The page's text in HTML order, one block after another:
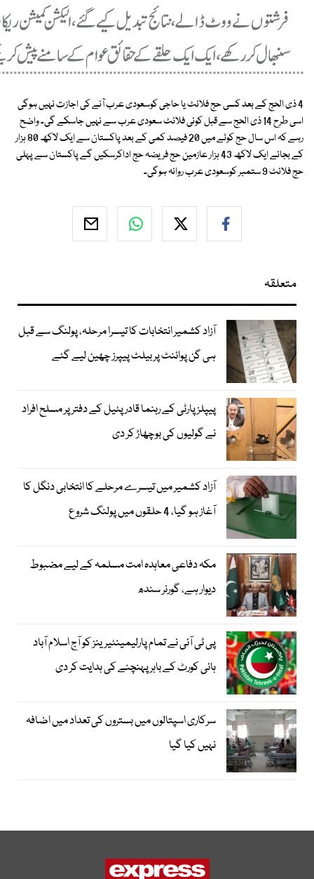
4 ذی الحج کے بعد کسی حج فلائٹ یا حاجی کوسعودی عرب آنے کی اجازت نہیں ہوگی
اسی طرح 14 ذی الحج سے قبل کوئی فلائٹ سعودی عرب سے نہیں جاسکے گی۔ واضح
رہے کہ اس سال حج کوٹے میں 20 فیصد کمی کے بعد پاکستان سے ایک لاکھ 80 ہزار
کے بجائے ایک لاکھ 43 ہزار عازمین حج فریضہ حج اداکرسکیں گے پاکستان سے پہلی
حج فلائٹ 9 ستمبر کوسعودی عرب روانہ ہوگی۔
متعلقہ
آزاد کشمیر انتخابات کا تیسرا مرحلہ، پولنگ سے قبل
ہی گن پوائنٹ پر بیلٹ پیپرز چھین لیے گئے
پیپلز پارٹی کے رہنما قادر پٹیل کے دفتر پر مسلح افراد
نے گولیوں کی بوچھاڑ کر دی
آزاد کشمیر میں تیسرے مرحلے کا انتخابی دنگل کا
آغاز ہو گیا، 4 حلقوں میں پولنگ شروع
مکہ دفاعی معاہدہ امت مسلمہ کے لیے مضبوط
دیوار ہے، گورنر سندھ
پی ٹی آئی نے تمام پارلیمینٹیرینز کو آج اسلام آباد
ہائی کورٹ کے باہر پہنچنے کی ہدایت کر دی
سرکاری اسپتالوں میں بستروں کی تعداد میں اضافہ
نہیں کیا گیا